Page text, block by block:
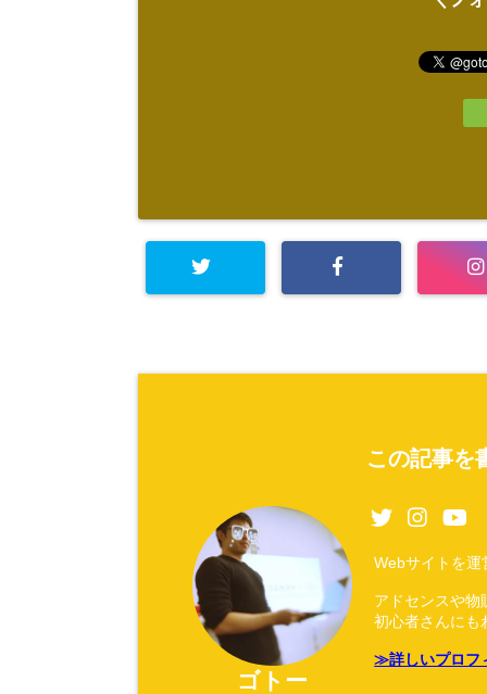
この記事を
ゴトー
Webサイトを
アドセンスや物
初心者さんにも
≫詳しいプロフ